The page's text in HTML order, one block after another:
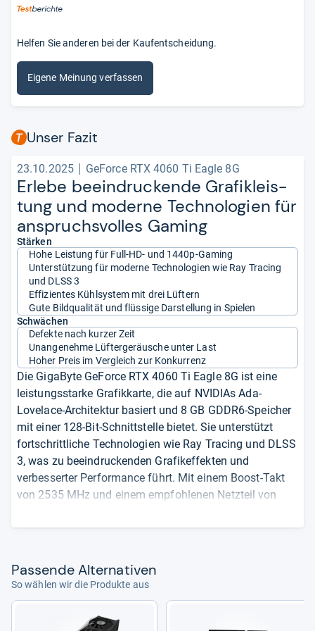
Helfen Sie anderen bei der Kaufentscheidung.
Eigene Meinung verfassen
Unser Fazit
23.10.2025 GeForce RTX 4060 Ti Eagle 8G
Erlebe beein­dru­ckende Gra­fi­k­leis­
tung und moderne Tech­no­lo­gien für
anspruchs­vol­les Gaming
Stärken
Hohe Leistung für Full-HD- und 1440p-Gaming
Unterstützung für moderne Technologien wie Ray Tracing
und DLSS 3
Effizientes Kühlsystem mit drei Lüftern
Gute Bildqualität und flüssige Darstellung in Spielen
Schwächen
Defekte nach kurzer Zeit
Unangenehme Lüftergeräusche unter Last
Hoher Preis im Vergleich zur Konkurrenz
Die GigaByte GeForce RTX 4060 Ti Eagle 8G ist eine
leistungsstarke Grafikkarte, die auf NVIDIAs Ada-
Lovelace-Architektur basiert und 8 GB GDDR6-Speicher
mit einer 128-Bit-Schnittstelle bietet. Sie unterstützt
fortschrittliche Technologien wie Ray Tracing und DLSS
3, was zu beeindruckenden Grafikeffekten und
verbesserter Performance führt. Mit einem Boost-Takt
von 2535 MHz und einem empfohlenen Netzteil von
Spiele geeignet. Die Karte verfügt über zwei HDMI 2.1a-
Kühlsystem mit drei 80-mm-Lüftern, wobei der mittlere
Lüfter in die entgegengesetzte Richtung rotiert, um den
11,5 x 4,1 cm und die Bauform mit zwei Slots
Pas­sende Alter­na­ti­ven
So wählen wir die Produkte aus